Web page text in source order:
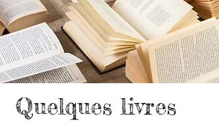
Quelques livres